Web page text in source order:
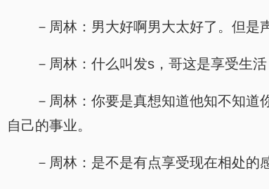
－周林：男大好啊男大太好了。但
－周林：什么叫发s，哥这是享受生活
－周林：你要是真想知道他知不知
自己的事业。
－周林：是不是有点享受现在相处的